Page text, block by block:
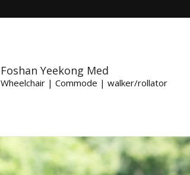
Foshan Yeekong Med
Wheelchair | Commode | walker/rollator